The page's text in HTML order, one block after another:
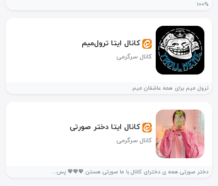
100%
کانال ایتا ترول‌میم
کانال سرگرمی
ترول میم برای همه عاشقان میم
کانال ایتا دختر صورتی
کانال سرگرمی
دختر صورتی همه ی دخترای کانال با ما صورتی هستن 💖💖💖 پس...